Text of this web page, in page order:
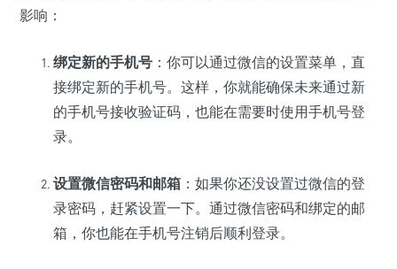
影响：
绑定新的手机号 ：你可以通过微信的设置菜单，直
接绑定新的手机号。这样，你就能确保未来通过新
的手机号接收验证码，也能在需要时使用手机号登
录。
设置微信密码和邮箱 ：如果你还没设置过微信的登
录密码，赶紧设置一下。通过微信密码和绑定的邮
箱，你也能在手机号注销后顺利登录。